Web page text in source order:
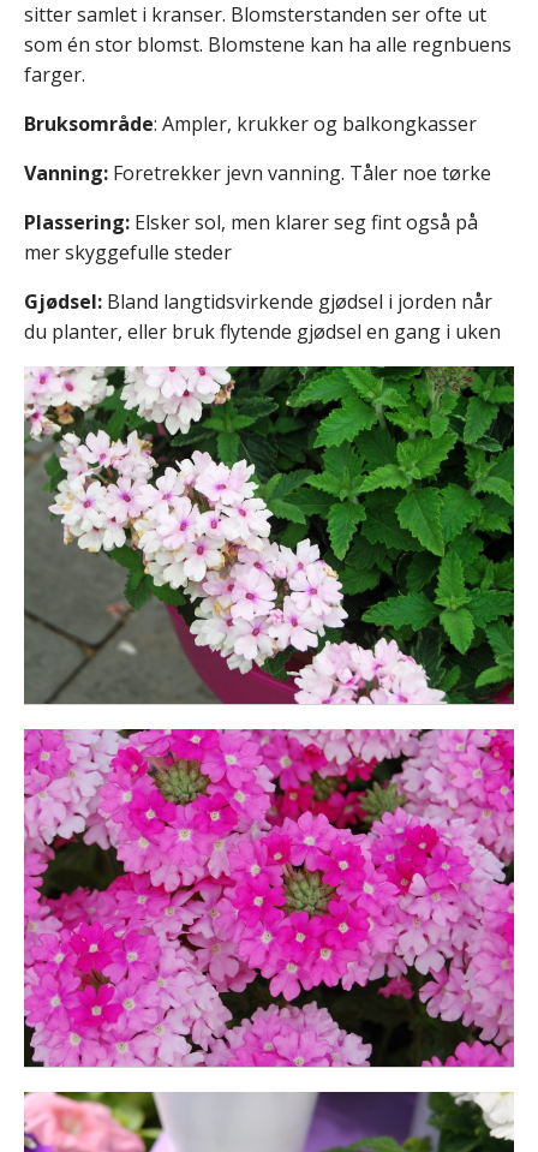
sitter samlet i kranser. Blomsterstanden ser ofte ut
som én stor blomst. Blomstene kan ha alle regnbuens
farger.
Bruksområde: Ampler, krukker og balkongkasser
Vanning: Foretrekker jevn vanning. Tåler noe tørke
Plassering: Elsker sol, men klarer seg fint også på
mer skyggefulle steder
Gjødsel: Bland langtidsvirkende gjødsel i jorden når
du planter, eller bruk flytende gjødsel en gang i uken